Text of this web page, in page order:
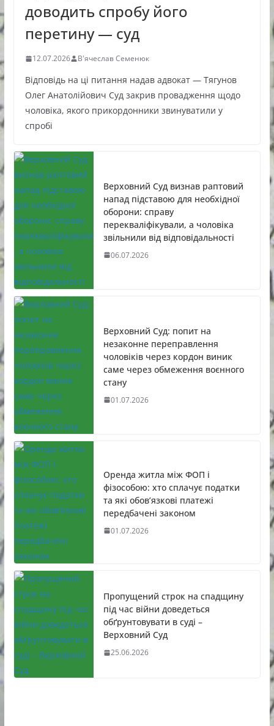
доводить спробу його
перетину — суд
12.07.2026 В'ячеслав Семенюк
Відповідь на ці питання надав адвокат — Тягунов
Олег Анатолійович Суд закрив провадження щодо
чоловіка, якого прикордонники звинуватили у
спробі
Верховний Суд визнав раптовий
напад підставою для необхідної
оборони: справу
перекваліфікували, а чоловіка
звільнили від відповідальності
06.07.2026
Верховний Суд: попит на
незаконне переправлення
чоловіків через кордон виник
саме через обмеження воєнного
стану
01.07.2026
Оренда житла між ФОП і
фізособою: хто сплачує податки
та які обов’язкові платежі
передбачені законом
01.07.2026
Пропущений строк на спадщину
під час війни доведеться
обґрунтовувати в суді –
Верховний Суд
25.06.2026